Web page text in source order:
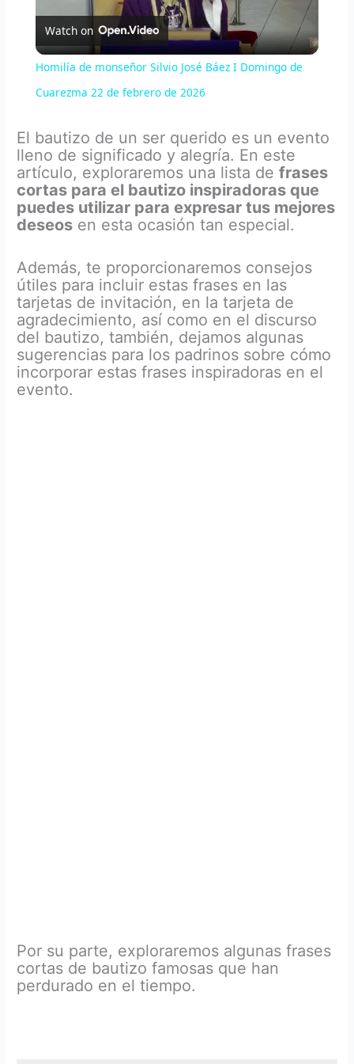
l
a
y
V
i
d
e
o
Watch on
Homilía de monseñor Silvio José Báez I Domingo de
Cuarezma 22 de febrero de 2026
El bautizo de un ser querido es un evento
lleno de significado y alegría. En este
artículo, exploraremos una lista defrases
cortas para el bautizo inspiradoras que
puedes utilizar para expresar tus mejores
deseos en esta ocasión tan especial.
Además, te proporcionaremos consejos
útiles para incluir estas frases en las
tarjetas de invitación, en la tarjeta de
agradecimiento, así como en el discurso
del bautizo, también, dejamos algunas
sugerencias para los padrinos sobre cómo
incorporar estas frases inspiradoras en el
evento.
Por su parte, exploraremos algunas frases
cortas de bautizo famosas que han
perdurado en el tiempo.